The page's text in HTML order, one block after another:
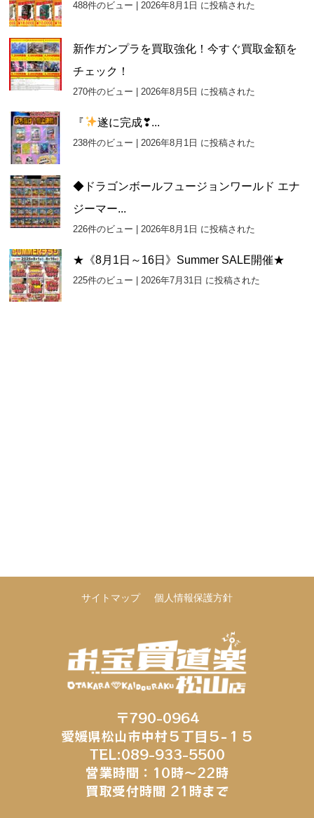
488件のビュー 2026年8月1日 に投稿された
新作ガンプラを買取強化！今すぐ買取金額を
チェック！
270件のビュー 2026年8月5日 に投稿された
『 遂に完成❣...
238件のビュー 2026年8月1日 に投稿された
◆ドラゴンボールフュージョンワールド エナ
ジーマー...
226件のビュー 2026年8月1日 に投稿された
★《8月1日～16日》Summer SALE開催★
225件のビュー 2026年7月31日 に投稿された
サイトマップ 個人情報保護方針
〒790-0964
愛媛県松山市中村５丁目５−１５
TEL:089-933-5500
営業時間：10時～22時
買取受付時間 21時まで